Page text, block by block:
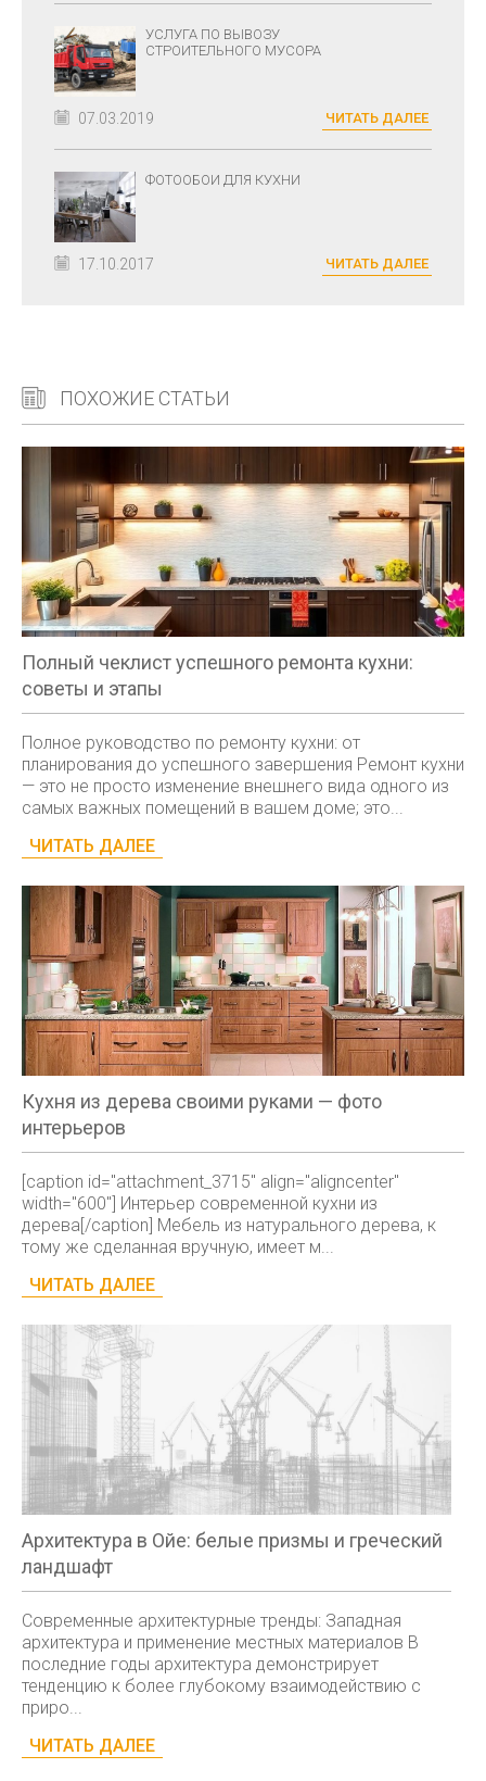
УСЛУГА ПО ВЫВОЗУ
СТРОИТЕЛЬНОГО МУСОРА
07.03.2019 ЧИТАТЬ ДАЛЕЕ
ФОТООБОИ ДЛЯ КУХНИ
17.10.2017 ЧИТАТЬ ДАЛЕЕ
ПОХОЖИЕ СТАТЬИ
Полный чеклист успешного ремонта кухни:
советы и этапы
Полное руководство по ремонту кухни: от
планирования до успешного завершения Ремонт кухни
— это не просто изменение внешнего вида одного из
самых важных помещений в вашем доме; это...
ЧИТАТЬ ДАЛЕЕ
Кухня из дерева своими руками — фото
интерьеров
[caption id="attachment_3715" align="aligncenter"
width="600"] Интерьер современной кухни из
дерева[/caption] Мебель из натурального дерева, к
тому же сделанная вручную, имеет м...
ЧИТАТЬ ДАЛЕЕ
Архитектура в Ойе: белые призмы и греческий
ландшафт
Современные архитектурные тренды: Западная
архитектура и применение местных материалов В
последние годы архитектура демонстрирует
тенденцию к более глубокому взаимодействию с
приро...
ЧИТАТЬ ДАЛЕЕ